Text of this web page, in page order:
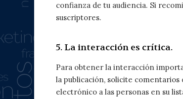
confianza de tu audiencia. Si
suscriptores.
5. La interacción es crítica.
Para obtener la interacción
la publicación, solicite
electrónico a las personas en su